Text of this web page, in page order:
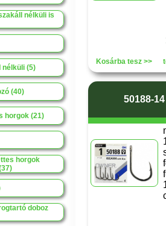
nélküli is
nélküli (5)
(40)
horgok (21)
horgok
doboz
Kosárba tesz >>
50188-14